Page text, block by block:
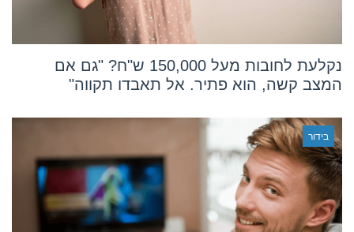
נקלעת לחובות מעל 150,000 ש"ח? "גם אם
המצב קשה, הוא פתיר. אל תאבדו תקווה"
בידור